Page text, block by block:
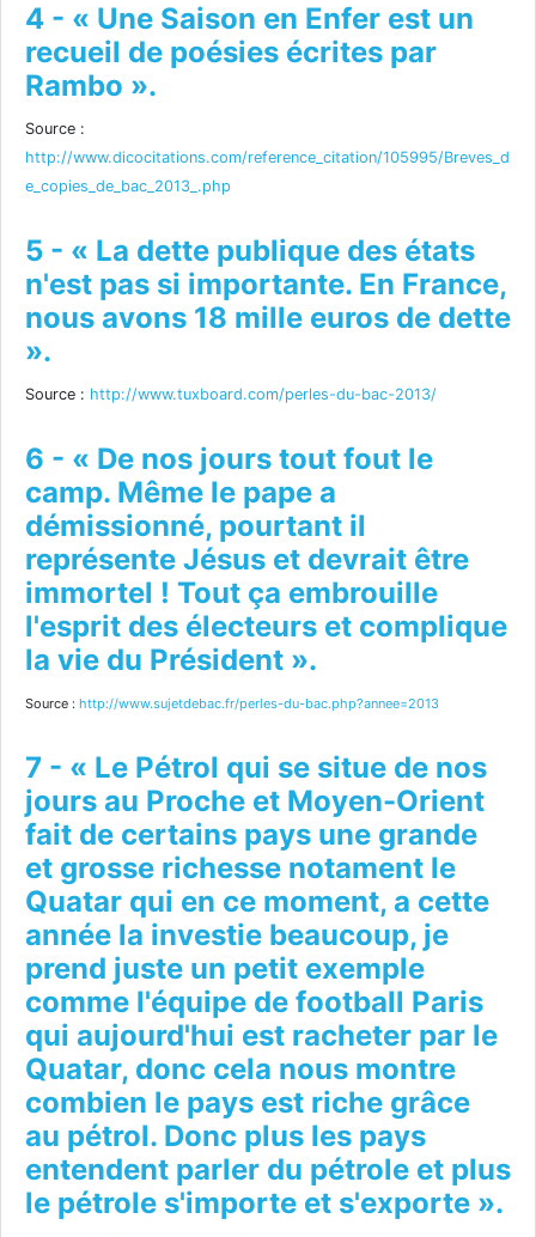
4 - « Une Saison en Enfer est un
recueil de poésies écrites par
Rambo ».
Source :
http://www.dicocitations.com/reference_citation/105995/Breves_d
e_copies_de_bac_2013_.php
5 - « La dette publique des états
n'est pas si importante. En France,
nous avons 18 mille euros de dette
».
Source : http://www.tuxboard.com/perles-du-bac-2013/
6 - « De nos jours tout fout le
camp. Même le pape a
démissionné, pourtant il
représente Jésus et devrait être
immortel ! Tout ça embrouille
l'esprit des électeurs et complique
la vie du Président ».
Source : http://www.sujetdebac.fr/perles-du-bac.php?annee=2013
7 - « Le Pétrol qui se situe de nos
jours au Proche et Moyen-Orient
fait de certains pays une grande
et grosse richesse notament le
Quatar qui en ce moment, a cette
année la investie beaucoup, je
prend juste un petit exemple
comme l'équipe de football Paris
qui aujourd'hui est racheter par le
Quatar, donc cela nous montre
combien le pays est riche grâce
au pétrol. Donc plus les pays
entendent parler du pétrole et plus
le pétrole s'importe et s'exporte ».